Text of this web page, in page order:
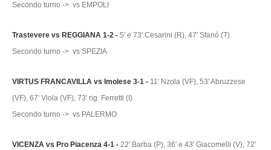
Secondo turno -> vs EMPOLI
Trastevere vs REGGIANA 1-2 - 5' e 73' Cesarini (R), 47' Sfanò (T)
Secondo turno -> vs SPEZIA
VIRTUS FRANCAVILLA vs Imolese 3-1 - 11' Nzola (VF), 53' Abruzzese
(VF), 67' Viola (VF), 73' rig. Ferretti (I)
Secondo turno -> vs PALERMO
VICENZA vs Pro Piacenza 4-1 - 22' Barba (P), 36' e 43' Giacomelli (V), 72'